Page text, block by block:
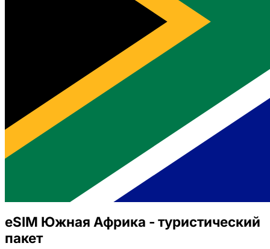
eSIM Южная Африка - туристический
пакет